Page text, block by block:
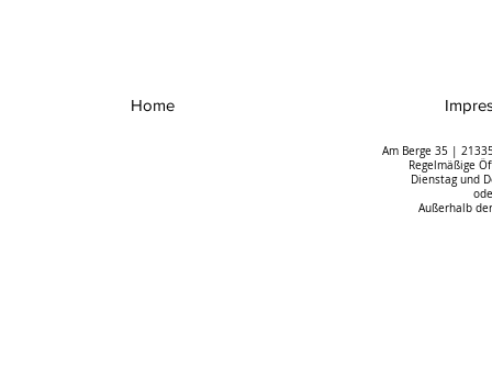
Home
Am Berge 35 |
Regelmäßige
Dienstag und
Außerhalb